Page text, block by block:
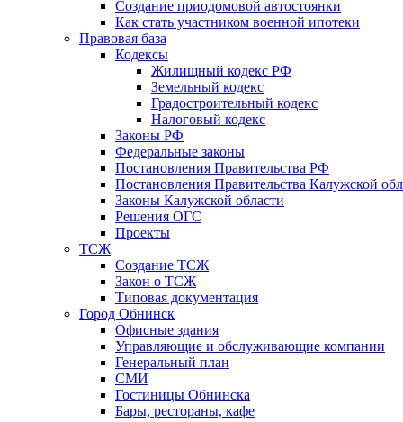
Создание приодомовой автостоянки
Как стать участником военной ипотеки
Правовая база
Кодексы
Жилищный кодекс РФ
Земельный кодекс
Градостроительный кодекс
Налоговый кодекс
Законы РФ
Федеральные законы
Постановления Правительства РФ
Постановления Правительства Калужской
Законы Калужской области
Решения ОГС
Проекты
ТСЖ
Создание ТСЖ
Закон о ТСЖ
Типовая документация
Город Обнинск
Офисные здания
Управляющие и обслуживающие компании
Генеральный план
СМИ
Гостиницы Обнинска
Бары, рестораны, кафе